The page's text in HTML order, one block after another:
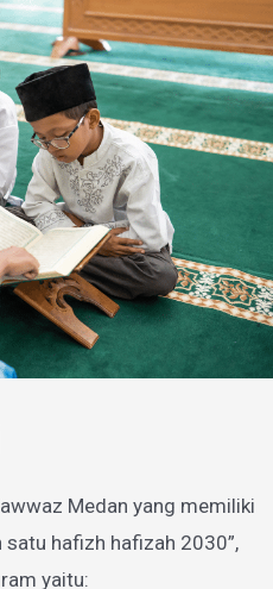
Medan yang memiliki
hafizh hafizah 2030”,
yaitu: